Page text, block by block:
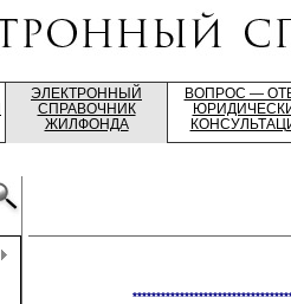
ЭЛЕКТРОННЫЙ
СПРАВОЧНИК
ЖИЛФОНДА
ВОПРОС —